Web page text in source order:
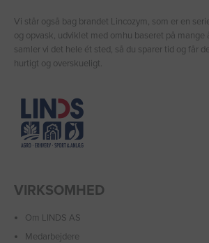
Vi står også bag brandet Lincozym, som er en
og opvask, udviklet med omhu baseret på mange
samler vi det hele ét sted, så du sparer tid og får
hurtigt og overskueligt.
VIRKSOMHED
Om LINDS AS
Medarbejdere